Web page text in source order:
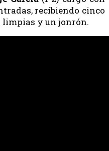
recibiendo cinco
limpias y un jonrón.